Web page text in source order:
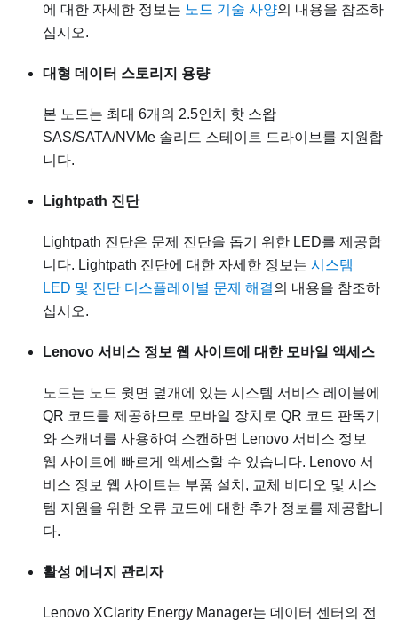
에 대한 자세한 정보는 노드 기술 사양의 내용을 참조하
십시오.
대형 데이터 스토리지 용량
본 노드는 최대 6개의 2.5인치 핫 스왑
SAS/SATA/NVMe 솔리드 스테이트 드라이브를 지원합
니다.
Lightpath 진단
Lightpath 진단은 문제 진단을 돕기 위한 LED를 제공합
니다. Lightpath 진단에 대한 자세한 정보는 시스템
LED 및 진단 디스플레이별 문제 해결의 내용을 참조하
십시오.
Lenovo 서비스 정보 웹 사이트에 대한 모바일 액세스
노드는 노드 윗면 덮개에 있는 시스템 서비스 레이블에
QR 코드를 제공하므로 모바일 장치로 QR 코드 판독기
와 스캐너를 사용하여 스캔하면 Lenovo 서비스 정보
웹 사이트에 빠르게 액세스할 수 있습니다. Lenovo 서
비스 정보 웹 사이트는 부품 설치, 교체 비디오 및 시스
템 지원을 위한 오류 코드에 대한 추가 정보를 제공합니
다.
활성 에너지 관리자
Lenovo XClarity Energy Manager는 데이터 센터의 전